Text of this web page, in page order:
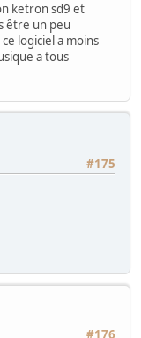
ketron sd9 et
être un peu
logiciel a moins
a tous
#175
#176